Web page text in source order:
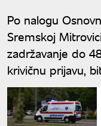
Po nalogu
Sremskoj
zadržavanje do
krivičnu prijavu,